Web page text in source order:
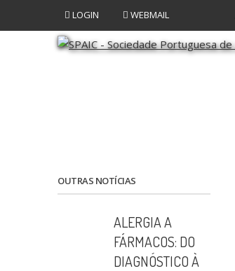
LOGIN WEBMAIL
OUTRAS NOTÍCIAS
ALERGIA A
FÁRMACOS: DO
DIAGNÓSTICO À